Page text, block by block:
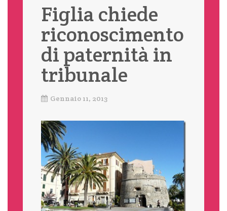
Figlia chiede
riconoscimento
di paternità in
tribunale
Gennaio 11, 2013